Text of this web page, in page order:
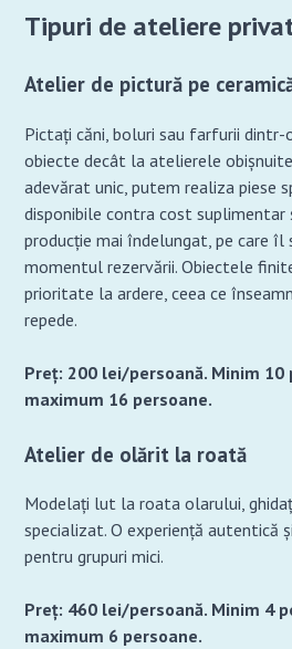
Tipuri de ateliere
Atelier de pictură pe
Pictați căni, boluri sau farfurii dintr-
obiecte decât la atelierele
adevărat unic, putem realiza piese
disponibile contra cost suplimentar
producție mai îndelungat, pe care
momentul rezervării. Obiectele
prioritate la ardere, ceea ce
repede.
Preț: 200 lei/persoană. Minim 10
maximum 16 persoane.
Atelier de olărit la roată
Modelați lut la roata olarului,
specializat. O experiență autentică
pentru grupuri mici.
Preț: 460 lei/persoană. Minim 4
maximum 6 persoane.